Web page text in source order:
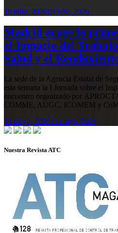
10 julio, 202610 julio, 2026
Madrid acoge la
el Impacto del
Salud y el
La sede de la Agencia Estatal de
esta semana la I Jornada sobre el
encuentro organizado por
COMME, AUGC, ICOMEM y
13 mayo, 202613 mayo, 2026
Nuestra Revista ATC